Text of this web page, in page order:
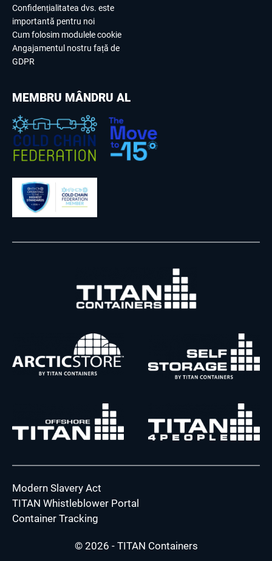
Confidențialitatea dvs. este
importantă pentru noi
Cum folosim modulele cookie
Angajamentul nostru față de
GDPR
MEMBRU MÂNDRU AL
Modern Slavery Act
TITAN Whistleblower Portal
Container Tracking
© 2026 - TITAN Containers